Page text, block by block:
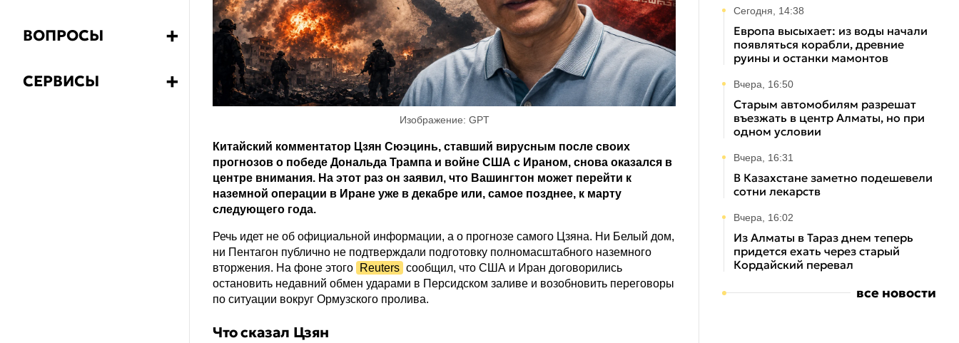
Бизнес
ВОПРОСЫ ➕
Какой?
СЕРВИСЫ ➕
Изображение: GPT
Китайский комментатор Цзян Сюэцинь, ставший вирусным после своих
прогнозов о победе Дональда Трампа и войне США с Ираном, снова оказался в
центре внимания. На этот раз он заявил, что Вашингтон может перейти к
наземной операции в Иране уже в декабре или, самое позднее, к марту
следующего года.
Речь идет не об официальной информации, а о прогнозе самого Цзяна. Ни Белый дом,
ни Пентагон публично не подтверждали подготовку полномасштабного наземного
вторжения. На фоне этого
Reuters сообщил, что США и Иран договорились
остановить недавний обмен ударами в Персидском заливе и возобновить переговоры
по ситуации вокруг Ормузского пролива.
Что сказал Цзян
Сегодня, 14:38
Европа высыхает: из воды начали
появляться корабли, древние
руины и останки мамонтов
Вчера, 16:50
Старым автомобилям разрешат
въезжать в центр Алматы, но при
одном условии
Вчера, 16:31
В Казахстане заметно подешевели
сотни лекарств
Вчера, 16:02
Из Алматы в Тараз днем теперь
придется ехать через старый
Кордайский перевал
все новости